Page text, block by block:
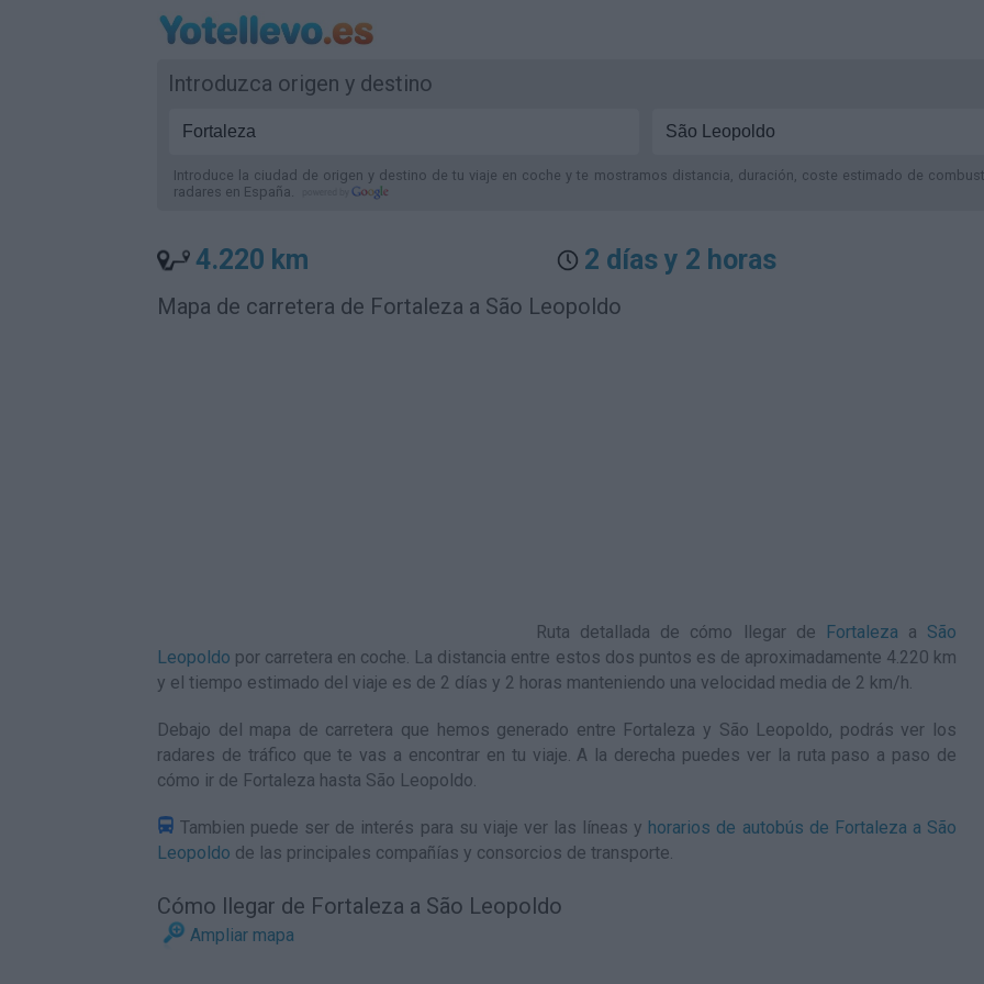
Introduzca origen y destino
Introduce la ciudad de origen y destino de tu viaje en coche y te mostramos distancia, duración, coste estimado de
radares en España.
4.220 km 2 días y 2 horas
Mapa de carretera de Fortaleza a São Leopoldo
Ruta detallada de cómo llegar de Fortaleza a São
Leopoldo por carretera en coche. La distancia entre estos dos puntos es de aproximadamente 4.220 km
y el tiempo estimado del viaje es de 2 días y 2 horas manteniendo una velocidad media de 2 km/h.
Debajo del mapa de carretera que hemos generado entre Fortaleza y São Leopoldo, podrás ver los
radares de tráfico que te vas a encontrar en tu viaje. A la derecha puedes ver la ruta paso a paso de
cómo ir de Fortaleza hasta São Leopoldo.
Tambien puede ser de interés para su viaje ver las líneas y horarios de autobús de Fortaleza a São
Leopoldo de las principales compañías y consorcios de transporte.
Cómo llegar de Fortaleza a São Leopoldo
Ampliar mapa